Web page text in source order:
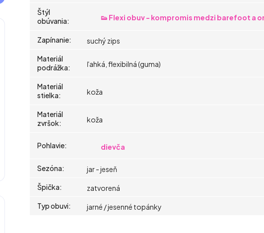
Štýl
obúvania: 👟 Flexi obuv - kompromis medzi barefoot a
Zapínanie:
suchý zips
Materiál
podrážka: ľahká, flexibilná (guma)
Materiál
stielka: koža
Materiál
zvršok: koža
Pohlavie: dievča
Sezóna:
jar - jeseň
Špička:
zatvorená
Typ obuvi: jarné / jesenné topánky